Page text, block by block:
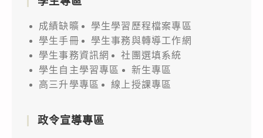
成績缺曠
學生學習歷程檔案專區
學生手冊
學生事務與轉導工作網
學生事務資訊網
社團選填系統
學生自主學習專區
新生專區
高三升學專區
線上授課專區
政令宣導專區